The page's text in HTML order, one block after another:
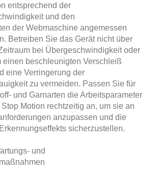
entsprechend der
und den
der Webmaschine angemessen
Betreiben Sie das Gerät nicht über
bei Übergeschwindigkeit oder
einen beschleunigten Verschleiß
eine Verringerung der
zu vermeiden. Passen Sie für
und Garnarten die Arbeitsparameter
Motion rechtzeitig an, um sie an
anzupassen und die
sicherzustellen.
und